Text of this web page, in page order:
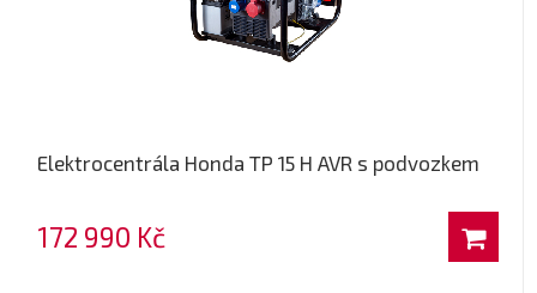
Elektrocentrála Honda TP 15 H AVR s podvozkem
172 990 Kč